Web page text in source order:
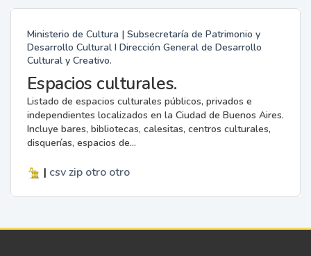
Ministerio de Cultura | Subsecretaría de Patrimonio y
Desarrollo Cultural I Dirección General de Desarrollo
Cultural y Creativo.
Espacios culturales.
Listado de espacios culturales públicos, privados e
independientes localizados en la Ciudad de Buenos Aires.
Incluye bares, bibliotecas, calesitas, centros culturales,
disquerías, espacios de...
| csv zip otro otro